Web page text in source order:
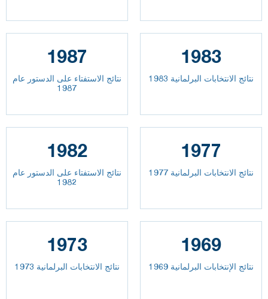
1987
نتائج الاستفتاء على الدستور عام
1987
1983
نتائج الانتخابات البرلمانية 1983
1982
نتائج الاستفتاء على الدستور عام
1982
1977
نتائج الانتخابات البرلمانية 1977
1973
نتائج الانتخابات البرلمانية 1973
1969
نتائج الإنتخابات البرلمانية 1969